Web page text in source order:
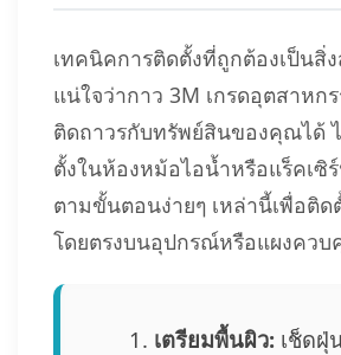
เทคนิคการติดตั้งที่ถูกต้องเป็นสิ่
แน่ใจว่ากาว 3M เกรดอุตสาหก
ติดถาวรกับทรัพย์สินของคุณได้
ตั้งในห้องหม้อไอน้ำหรือแร็คเซิ
ตามขั้นตอนง่ายๆ เหล่านี้เพื่อติด
โดยตรงบนอุปกรณ์หรือแผงคว
เตรียมพื้นผิว:เช็ดฝุ่